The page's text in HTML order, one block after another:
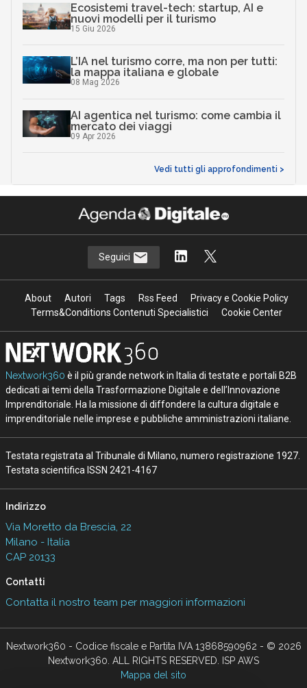
Ecosistemi travel-tech: startup, AI e
nuovi modelli per il turismo
15 Giu 2026
L’IA nel turismo corre, ma non per tutti:
la mappa italiana e globale
08 Mag 2026
AI agentica nel turismo: come cambia il
mercato dei viaggi
09 Apr 2026
Vedi tutti gli approfondimenti >
Seguici
About Autori Tags Rss Feed
Privacy e Cookie Policy
Terms&Conditions Contenuti Specialistici
Cookie Center
Nextwork360 è il più grande network in Italia di testate e portali B2B
dedicati ai temi della Trasformazione Digitale e dell’Innovazione
Imprenditoriale. Ha la missione di diffondere la cultura digitale e
imprenditoriale nelle imprese e pubbliche amministrazioni italiane.
Testata registrata al Tribunale di Milano, numero registrazione 1927.
Testata scientifica ISSN 2421-4167
Indirizzo
Via Moretto da Brescia, 22
Milano - Italia
CAP 20133
Contatti
Contatta il nostro team per maggiori informazioni
Nextwork360 - Codice fiscale e Partita IVA 13868590962 - © 2026
Nextwork360. ALL RIGHTS RESERVED. ISP AWS
Mappa del sito